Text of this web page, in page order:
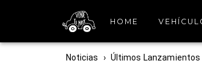
HOME
Noticias › Últimos Lanzamientos